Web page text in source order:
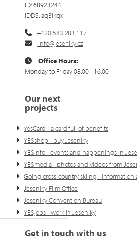
ID: 68923244
IDDS: aq3ikqx
+420 583 283 117
info@jeseniky.cz
Office Hours:
Monday to Friday 08:00 - 16:00
Our next
projects
YesCard - a card full of benefits
YESshop - buy Jeseníky
YESinfo - events and happenings in
YESmedia - photos and videos from
Going cross-country skiing -
Jeseníky Film Office
Jeseníky Convention Bureau
YESjobs - work in Jeseníky
Get in touch with us